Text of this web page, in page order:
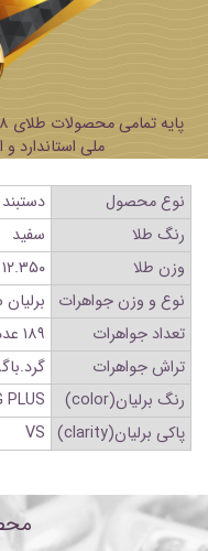
ملی استاندارد و
نوع محصول
دستبند
رنگ طلا
سفید
وزن طلا
۱۲.۳۵۰ گرم
نوع و وزن جواهرات
برلیان
تعداد جواهرات
۱۸۹ عدد
تراش جواهرات
رنگ برلیان(color)
PLUS
پاکی برلیان(clarity)
VS